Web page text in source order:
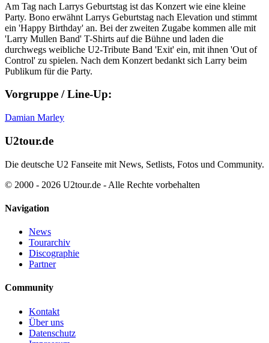
Am Tag nach Larrys Geburtstag ist das Konzert wie eine kleine
Party. Bono erwähnt Larrys Geburtstag nach Elevation und stimmt
ein 'Happy Birthday' an. Bei der zweiten Zugabe kommen alle mit
'Larry Mullen Band' T-Shirts auf die Bühne und laden die
durchwegs weibliche U2-Tribute Band 'Exit' ein, mit ihnen 'Out of
Control' zu spielen. Nach dem Konzert bedankt sich Larry beim
Publikum für die Party.
Vorgruppe / Line-Up:
Damian Marley
U2tour.de
Die deutsche U2 Fanseite mit News, Setlists, Fotos und Community.
© 2000 - 2026 U2tour.de - Alle Rechte vorbehalten
Navigation
News
Tourarchiv
Discographie
Partner
Community
Kontakt
Über uns
Datenschutz